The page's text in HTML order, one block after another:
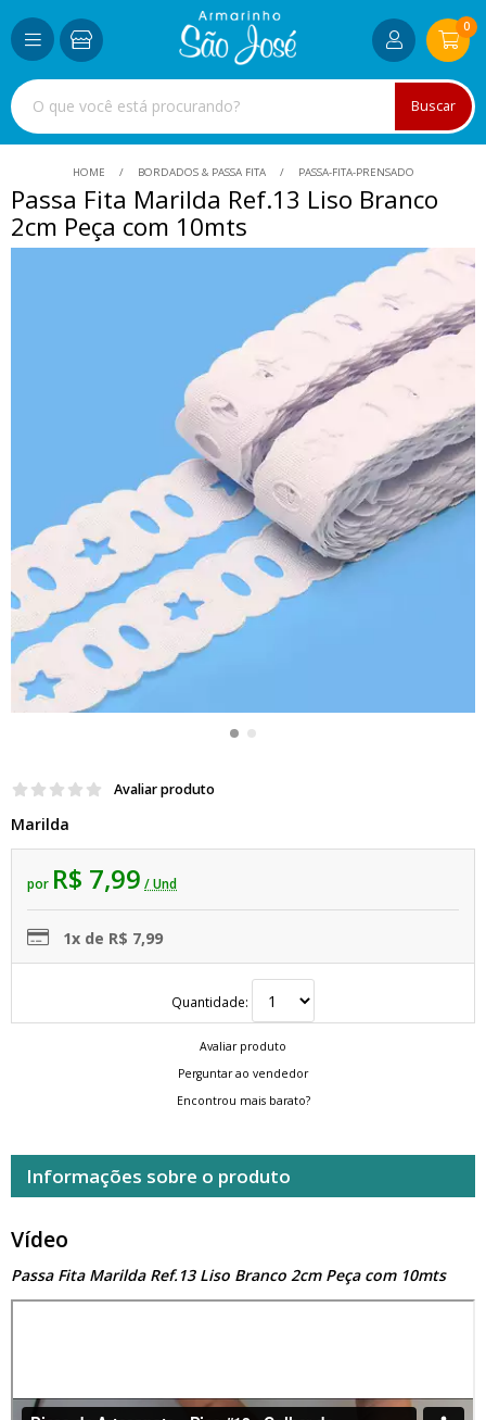
Buscar
0
HOME BORDADOS & PASSA FITA PASSA-FITA-PRENSADO
Passa Fita Marilda Ref.13 Liso Branco
2cm Peça com 10mts
Avaliar produto
Marilda
por R$ 7,99 / Und
1x de R$ 7,99
Quantidade:
Avaliar produto
Perguntar ao vendedor
Encontrou mais barato?
Informações sobre o produto
Vídeo
Passa Fita Marilda Ref.13 Liso Branco 2cm Peça com 10mts